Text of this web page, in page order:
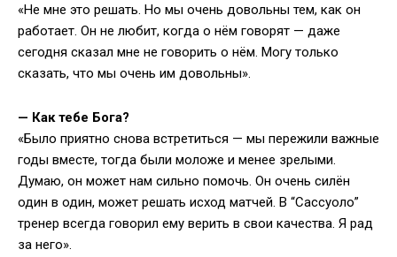
«Не мне это решать. Но мы очень довольны тем, как он
работает. Он не любит, когда о нём говорят — даже
сегодня сказал мне не говорить о нём. Могу только
сказать, что мы очень им довольны».
— Как тебе Бога?
«Было приятно снова встретиться — мы пережили важные
годы вместе, тогда были моложе и менее зрелыми.
Думаю, он может нам сильно помочь. Он очень силён
один в один, может решать исход матчей. В “Сассуоло”
тренер всегда говорил ему верить в свои качества. Я рад
за него».